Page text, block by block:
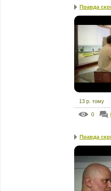
Правда
13 р. тому
0
Правда